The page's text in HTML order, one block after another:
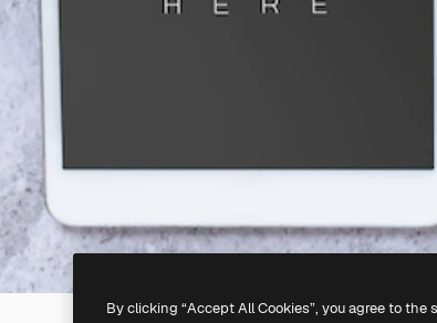
By clicking “Accept All Cookies”, you agree to